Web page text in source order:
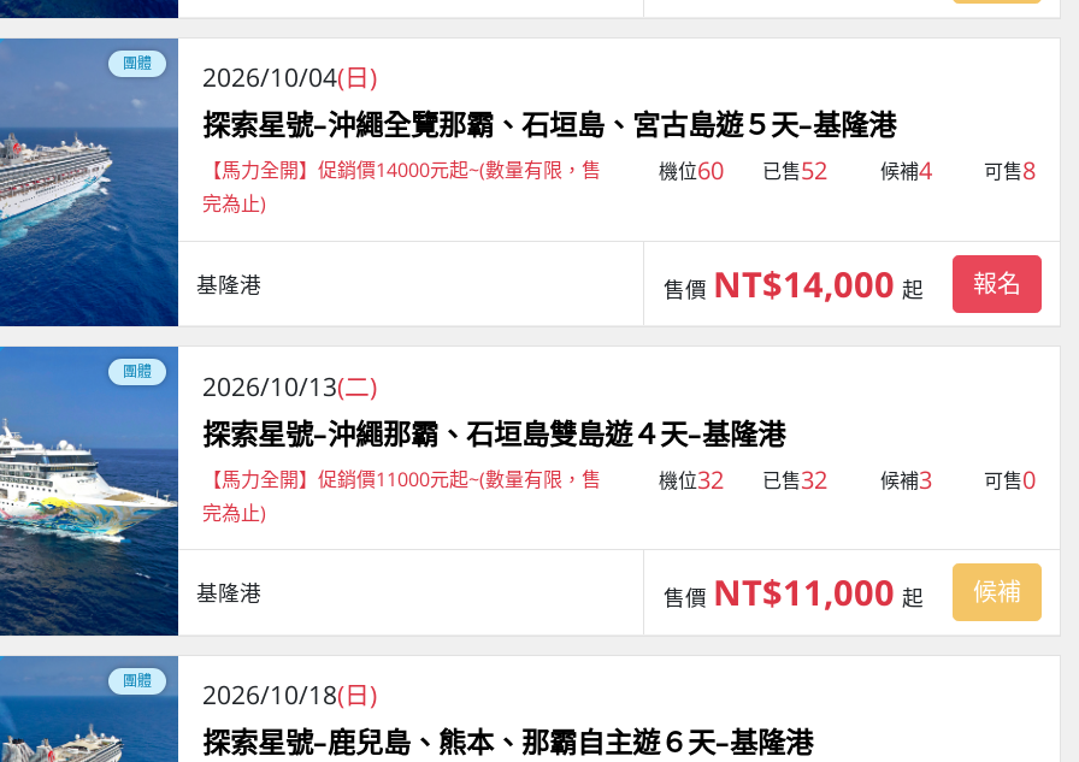
團體 2026/10/04(日)
探索星號–沖繩全覽那霸、石垣島、宮古島遊５天–基隆港
【馬力全開】促銷價14000元起~(數量有限，售
完為止)
機位60 已售52 候補4 可售8
基隆港 售價 NT$14,000 起 報名
團體 2026/10/13(二)
探索星號–沖繩那霸、石垣島雙島遊４天–基隆港
【馬力全開】促銷價11000元起~(數量有限，售
完為止)
機位32 已售32 候補3 可售0
基隆港 售價 NT$11,000 起 候補
團體 2026/10/18(日)
探索星號–鹿兒島、熊本、那霸自主遊６天–基隆港